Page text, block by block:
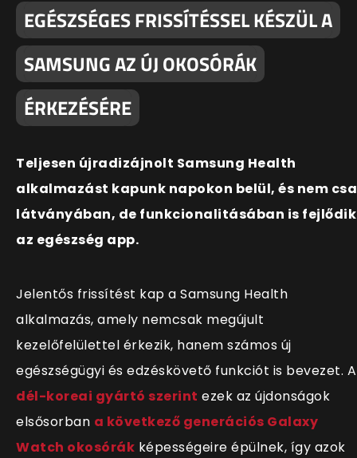
EGÉSZSÉGES FRISSÍTÉSSEL KÉSZÜL A
SAMSUNG AZ ÚJ OKOSÓRÁK
ÉRKEZÉSÉRE
Teljesen újradizájnolt Samsung Health
alkalmazást kapunk napokon belül, és nem
látványában, de funkcionalitásában is fejlődik
az egészség app.
Jelentős frissítést kap a Samsung Health
alkalmazás, amely nemcsak megújult
kezelőfelülettel érkezik, hanem számos új
egészségügyi és edzéskövető funkciót is bevezet. A
dél-koreai gyártó szerint ezek az újdonságok
elsősorban a következő generációs Galaxy
Watch okosórák képességeire épülnek, így azok